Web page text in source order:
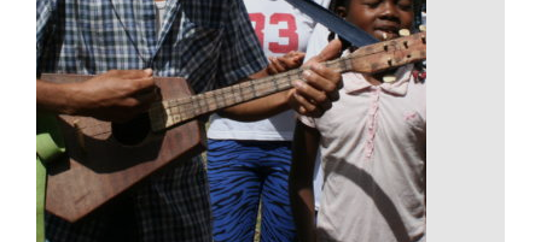
Quelques visages malgaches
VOIR LE DÉTAIL